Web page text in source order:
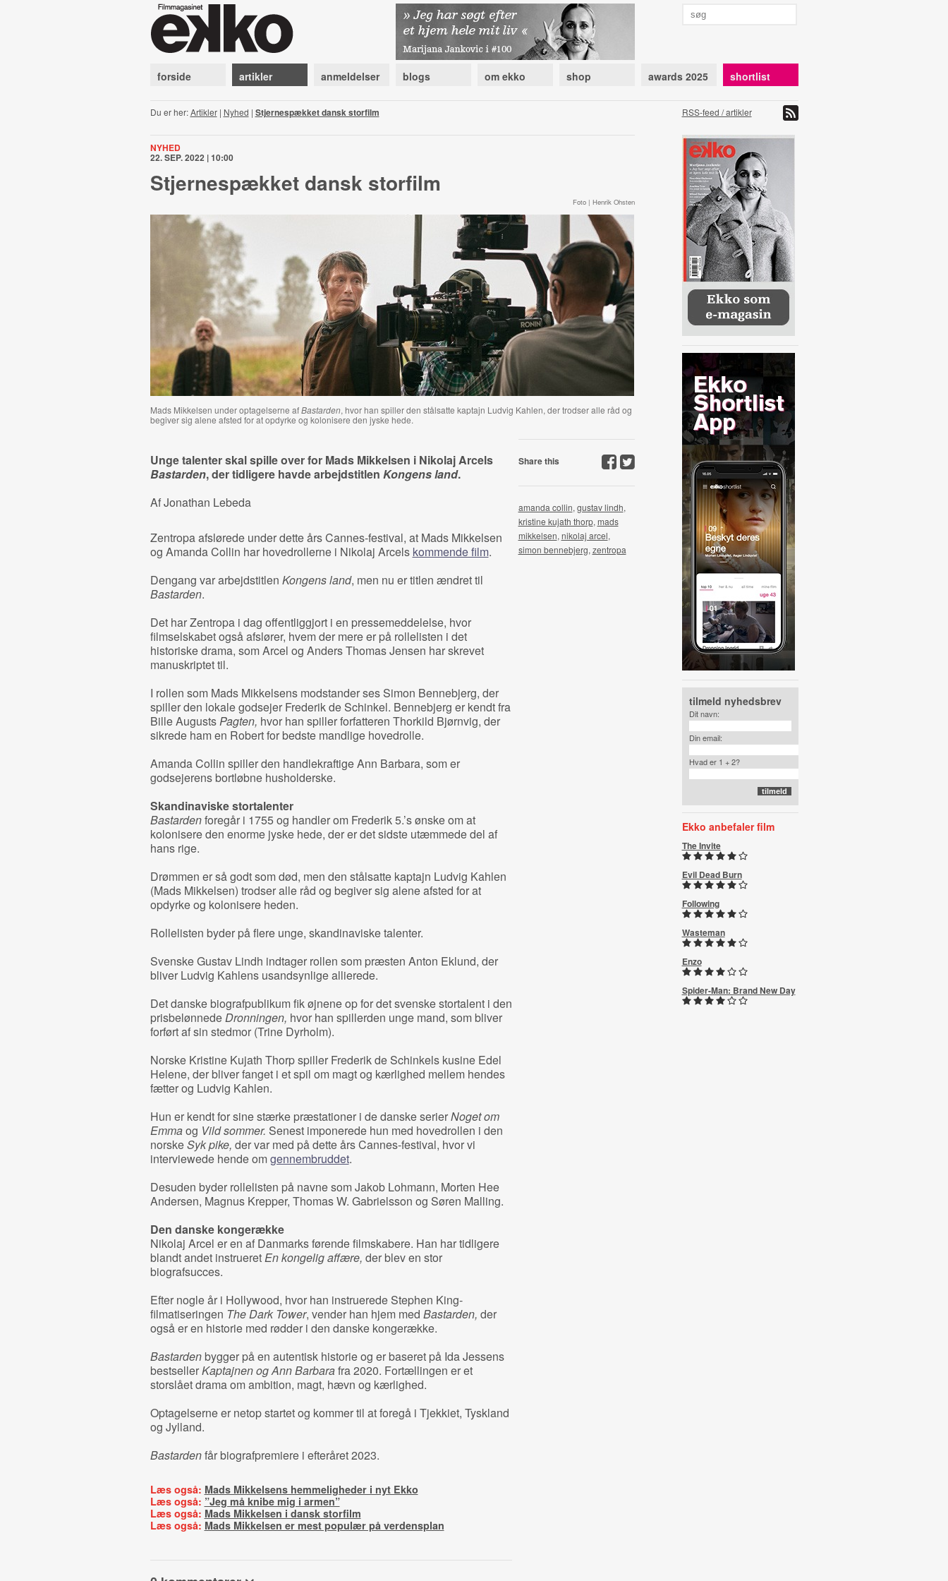
forside artikler anmeldelser blogs om ekko shop awards 2025 shortlist
Du er her:Artikler| Nyhed | Stjernespækket dansk storfilm RSS-feed / artikler
NYHED
22. SEP. 2022 | 10:00
Stjernespækket dansk storfilm
Foto | Henrik Ohsten
Mads Mikkelsen under optagelserne afBastarden, hvor han spiller den stålsatte kaptajn Ludvig Kahlen, der trodser alle råd og
begiver sig alene afsted for at opdyrke og kolonisere den jyske hede.
Unge talenter skal spille over for Mads Mikkelsen i Nikolaj Arcels
Bastarden, der tidligere havde arbejdstitlen Kongens land.
Af Jonathan Lebeda
Zentropa afslørede under dette års Cannes-festival, at Mads Mikkelsen
og Amanda Collin har hovedrollerne i Nikolaj Arcels kommende film.
Dengang var arbejdstitlen Kongens land, men nu er titlen ændret til
Bastarden.
Det har Zentropa i dag offentliggjort i en pressemeddelelse, hvor
filmselskabet også afslører, hvem der mere er på rollelisten i det
historiske drama, som Arcel og Anders Thomas Jensen har skrevet
manuskriptet til.
I rollen som Mads Mikkelsens modstander ses Simon Bennebjerg, der
spiller den lokale godsejer Frederik de Schinkel. Bennebjerg er kendt fra
Bille AugustsPagten, hvor han spiller forfatteren Thorkild Bjørnvig, der
sikrede ham en Robert for bedste mandlige hovedrolle.
Amanda Collin spiller den handlekraftige Ann Barbara, som er
godsejerens bortløbne husholderske.
Skandinaviske stortalenter
Bastardenforegår i 1755 og handler om Frederik 5.’s ønske om at
kolonisere den enorme jyske hede, der er det sidste utæmmede del af
hans rige.
Drømmen er så godt som død, men den stålsatte kaptajn Ludvig Kahlen
(Mads Mikkelsen) trodser alle råd og begiver sig alene afsted for at
opdyrke og kolonisere heden.
Rollelisten byder på flere unge, skandinaviske talenter.
Svenske Gustav Lindh indtager rollen som præsten Anton Eklund, der
bliver Ludvig Kahlens usandsynlige allierede.
Det danske biografpublikum fik øjnene op for det svenske stortalent i den
prisbelønnedeDronningen, hvor han spillerden unge mand, som bliver
forført af sin stedmor (Trine Dyrholm).
Norske Kristine Kujath Thorp spiller Frederik de Schinkels kusine Edel
Helene, der bliver fanget i et spil om magt og kærlighed mellem hendes
fætter og Ludvig Kahlen.
Hun er kendt for sine stærke præstationer i de danske serierNoget om
Emmaog Vild sommer. Senest imponerede hun med hovedrollen i den
norskeSyk pike, der var med på dette års Cannes-festival, hvor vi
interviewede hende omgennembruddet.
Desuden byder rollelisten på navne som Jakob Lohmann, Morten Hee
Andersen, Magnus Krepper, Thomas W. Gabrielsson og Søren Malling.
Den danske kongerække
Nikolaj Arcel er en af Danmarks førende filmskabere. Han har tidligere
blandt andet instrueretEn kongelig affære, der blev en stor
biografsucces.
Efter nogle år i Hollywood, hvor han instruerede Stephen King-
filmatiseringen The Dark Tower, vender han hjem med Bastarden, der
også er en historie med rødder i den danske kongerække.
Bastardenbygger på en autentisk historie og er baseret på Ida Jessens
bestsellerKaptajnen og Ann Barbarafra 2020. Fortællingen er et
storslået drama om ambition, magt, hævn og kærlighed.
Optagelserne er netop startet og kommer til at foregå i Tjekkiet, Tyskland
og Jylland.
Bastardenfår biografpremiere i efteråret 2023.
Læs også: Mads Mikkelsens hemmeligheder i nyt Ekko
Læs også: ”Jeg må knibe mig i armen”
Læs også: Mads Mikkelsen i dansk storfilm
Læs også: Mads Mikkelsen er mest populær på verdensplan
Share this
amanda collin, gustav lindh,
kristine kujath thorp, mads
mikkelsen, nikolaj arcel,
simon bennebjerg, zentropa
tilmeld nyhedsbrev
Dit navn:
Din email:
Hvad er 1 + 2?
Ekko anbefaler film
The Invite
Evil Dead Burn
Following
Wasteman
Enzo
Spider-Man: Brand New Day